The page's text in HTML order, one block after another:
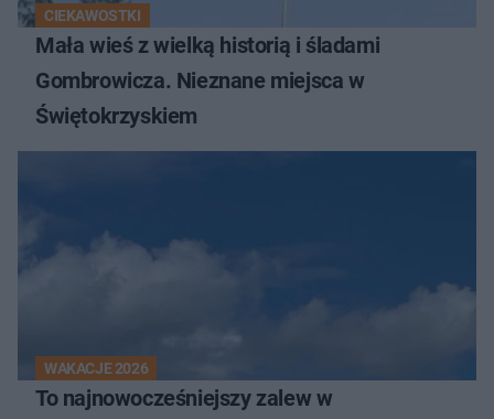
CIEKAWOSTKI
Mała wieś z wielką historią i śladami
Gombrowicza. Nieznane miejsca w
Świętokrzyskiem
WAKACJE 2026
To najnowocześniejszy zalew w